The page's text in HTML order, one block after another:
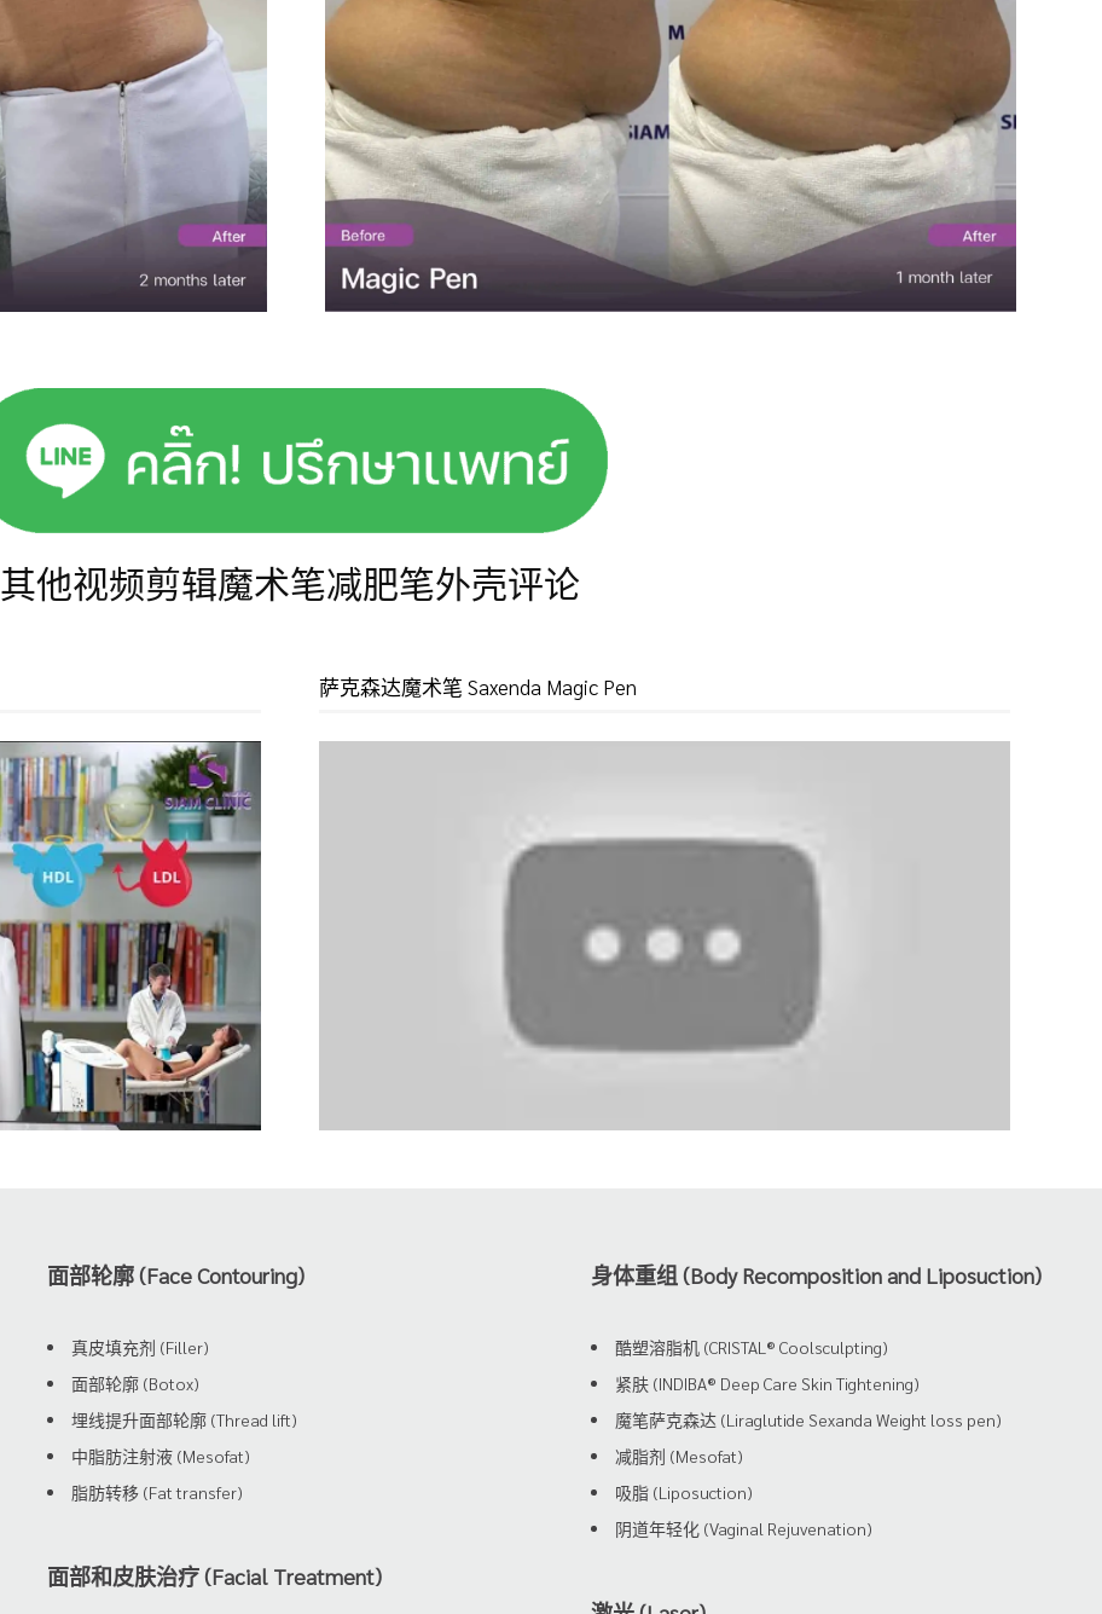
其他视频剪辑魔术笔减肥笔外壳评论
萨克森达魔术笔 Saxenda Magic Pen
面部轮廓 (Face Contouring)
真皮填充剂 (Filler)
面部轮廓 (Botox)
埋线提升面部轮廓 (Thread lift)
中脂肪注射液 (Mesofat)
脂肪转移 (Fat transfer)
面部和皮肤治疗 (Facial Treatment)
身体重组 (Body Recomposition and Liposuction)
酷塑溶脂机 (CRISTAL® Coolsculpting)
紧肤 (INDIBA® Deep Care Skin Tightening)
魔笔萨克森达 (Liraglutide Sexanda Weight loss pen)
减脂剂 (Mesofat)
吸脂 (Liposuction)
阴道年轻化 (Vaginal Rejuvenation)